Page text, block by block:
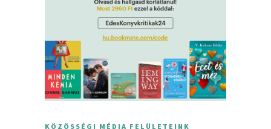
KÖZÖSSÉGI MÉDIA FELÜLETEINK